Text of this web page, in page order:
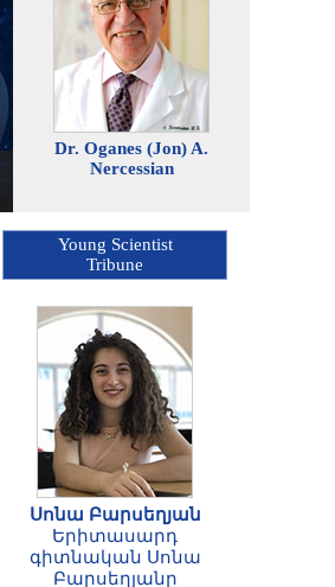
Dr. Oganes (Jon) A.
Nercessian
Young Scientist
Tribune
Սոնա Բարսեղյան
Երիտասարդ
գիտնական Սոնա
Բարսեղյանը
ՀԱՅՏԱՐԱՐՈՒԹՅՈՒՆ
Հայաստանի
Հանրապետության